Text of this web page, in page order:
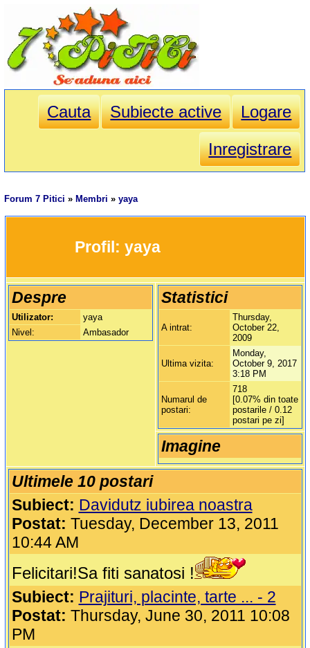
Cauta Subiecte active
Logare
Inregistrare
Forum 7 Pitici » Membri »yaya
		Profil:
yaya
Despre
Utilizator:
yaya
Nivel:
Ambasador
Statistici
A intrat:
Thursday,
October 22,
2009
Ultima vizita:
Monday,
October 9, 2017
3:18 PM
Numarul de
postari:
718
[0.07% din toate
postarile / 0.12
postari pe zi]
Imagine
Ultimele 10 postari
Subiect: Davidutz iubirea noastra
Postat: Tuesday, December 13, 2011
10:44 AM
Felicitari!Sa fiti sanatosi !
Subiect: Prajituri, placinte, tarte ... - 2
Postat: Thursday, June 30, 2011 10:08
PM